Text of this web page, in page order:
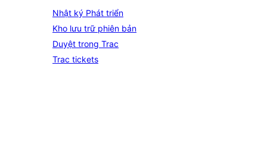
Nhật ký Phát triển
Kho lưu trữ phiên bản
Duyệt trong Trac
Trac tickets